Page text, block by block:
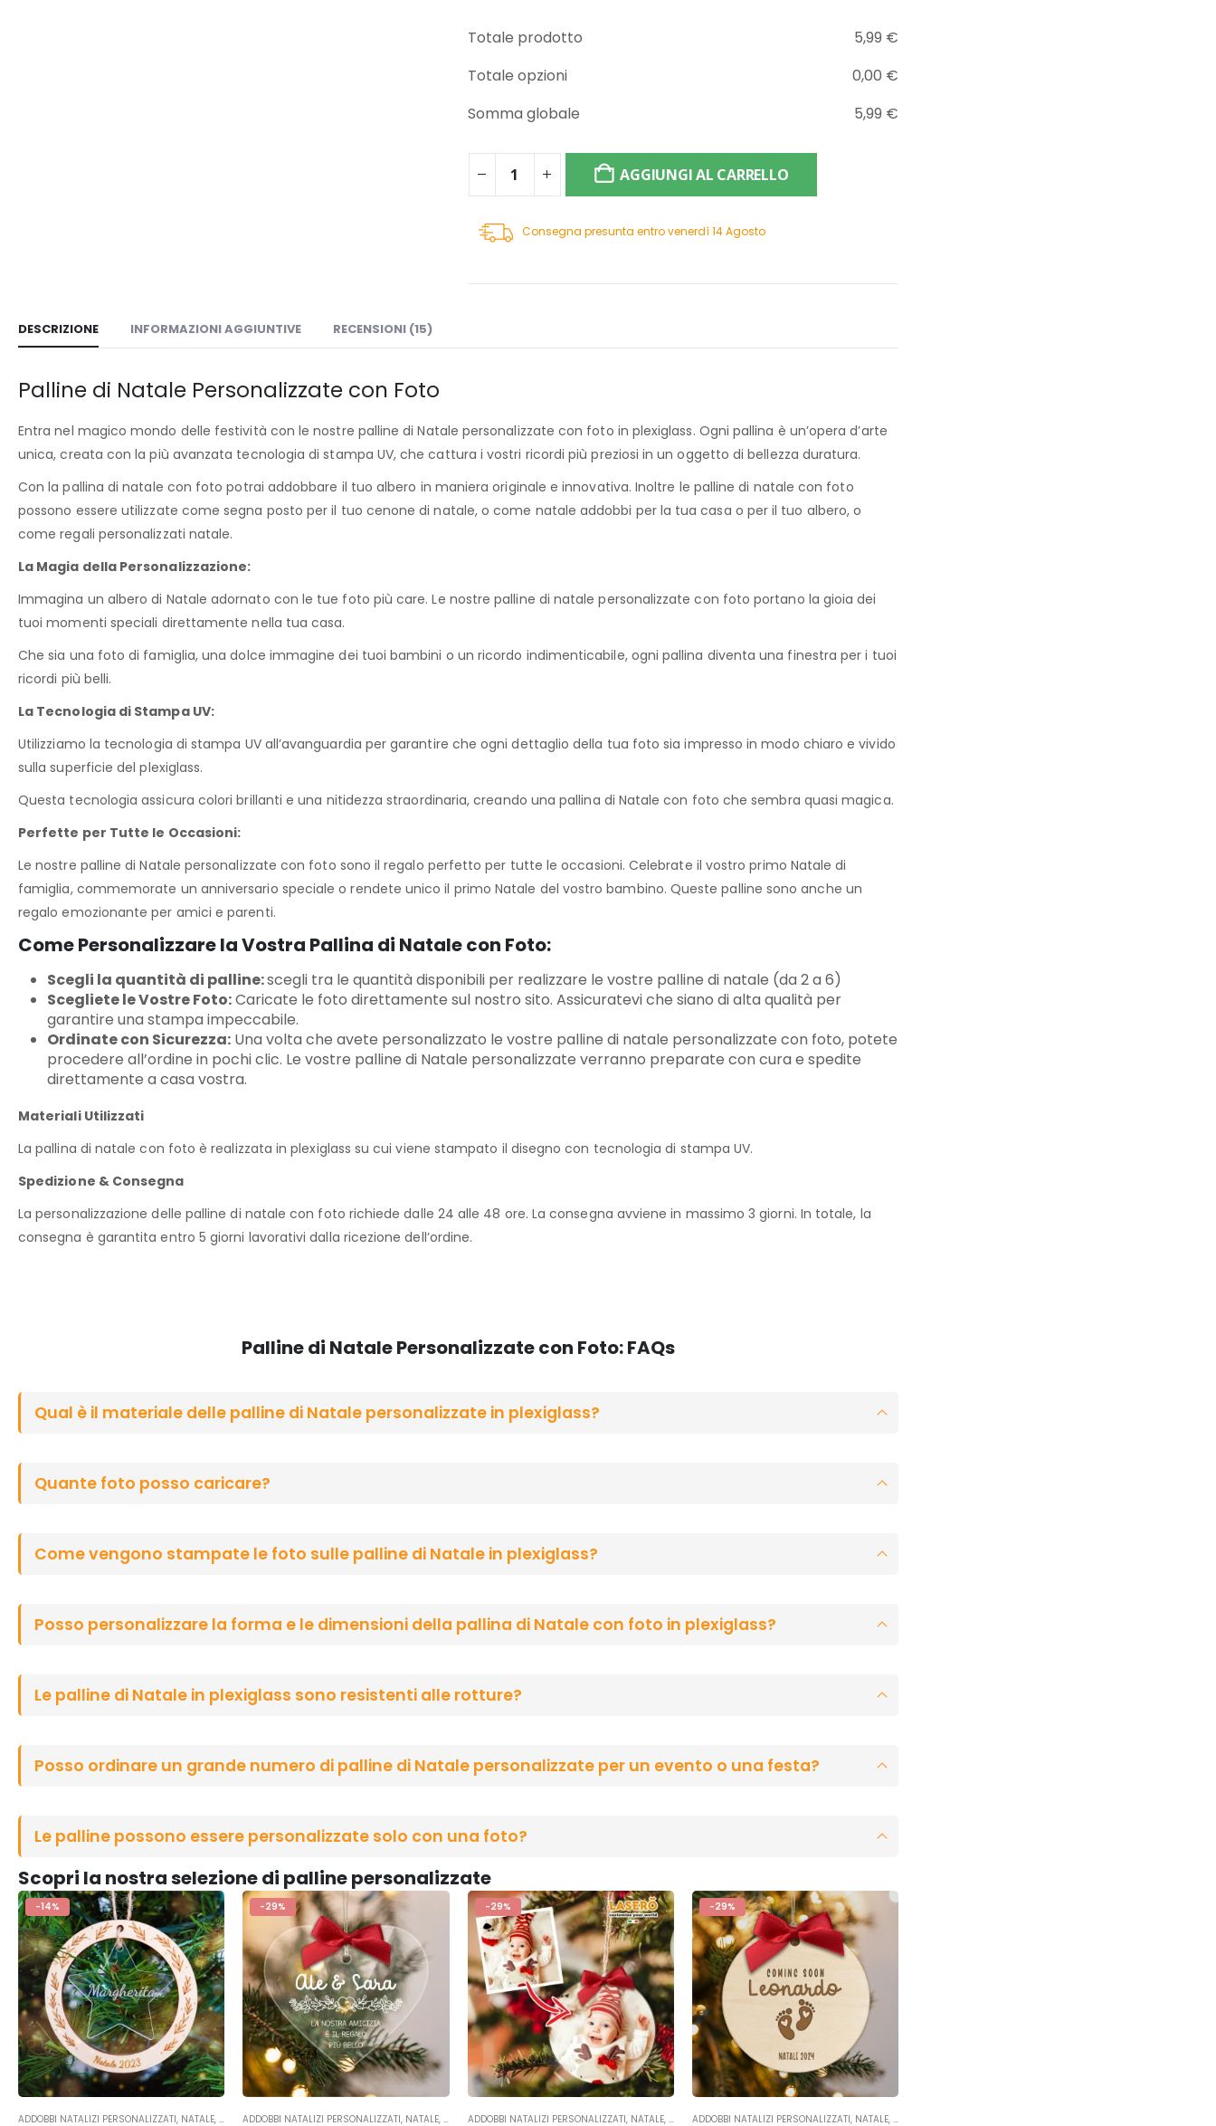
Totale prodotto 5,99 €
Totale opzioni
0,00 €
Somma globale
5,99 €
AGGIUNGI AL CARRELLO
Consegna presunta entro venerdì 14 Agosto
DESCRIZIONE INFORMAZIONI AGGIUNTIVE RECENSIONI (15)
Palline di Natale Personalizzate con Foto
Entra nel magico mondo delle festività con le nostre palline di Natale personalizzate con foto in plexiglass. Ogni pallina è un’opera d’arte
unica, creata con la più avanzata tecnologia di stampa UV, che cattura i vostri ricordi più preziosi in un oggetto di bellezza duratura.
Con la pallina di natale con foto potrai addobbare il tuo albero in maniera originale e innovativa. Inoltre le palline di natale con foto
possono essere utilizzate come segna posto per il tuo cenone di natale, o come natale addobbi per la tua casa o per il tuo albero, o
come regali personalizzati natale.
La Magia della Personalizzazione:
Immagina un albero di Natale adornato con le tue foto più care. Le nostre palline di natale personalizzate con foto portano la gioia dei
tuoi momenti speciali direttamente nella tua casa.
Che sia una foto di famiglia, una dolce immagine dei tuoi bambini o un ricordo indimenticabile, ogni pallina diventa una finestra per i tuoi
ricordi più belli.
La Tecnologia di Stampa UV:
Utilizziamo la tecnologia di stampa UV all’avanguardia per garantire che ogni dettaglio della tua foto sia impresso in modo chiaro e vivido
sulla superficie del plexiglass.
Questa tecnologia assicura colori brillanti e una nitidezza straordinaria, creando una pallina di Natale con foto che sembra quasi magica.
Perfette per Tutte le Occasioni:
Le nostre palline di Natale personalizzate con foto sono il regalo perfetto per tutte le occasioni. Celebrate il vostro primo Natale di
famiglia, commemorate un anniversario speciale o rendete unico il primo Natale del vostro bambino. Queste palline sono anche un
regalo emozionante per amici e parenti.
Come Personalizzare la Vostra Pallina di Natale con Foto:
Scegli la quantità di palline:scegli tra le quantità disponibili per realizzare le vostre palline di natale (da 2 a 6)
Scegliete le Vostre Foto:Caricate le foto direttamente sul nostro sito. Assicuratevi che siano di alta qualità per
garantire una stampa impeccabile.
Ordinate con Sicurezza: Una volta che avete personalizzato le vostre palline di natale personalizzate con foto, potete
procedere all’ordine in pochi clic. Le vostre palline di Natale personalizzate verranno preparate con cura e spedite
direttamente a casa vostra.
Materiali Utilizzati
La pallina di natale con foto è realizzata in plexiglass su cui viene stampato il disegno con tecnologia di stampa UV.
Spedizione & Consegna
La personalizzazione delle palline di natale con foto richiede dalle 24 alle 48 ore. La consegna avviene in massimo 3 giorni. In totale, la
consegna è garantita entro 5 giorni lavorativi dalla ricezione dell’ordine.
Palline di Natale Personalizzate con Foto: FAQs
Qual è il materiale delle palline di Natale personalizzate in plexiglass?
Quante foto posso caricare?
Come vengono stampate le foto sulle palline di Natale in plexiglass?
Posso personalizzare la forma e le dimensioni della pallina di Natale con foto in plexiglass?
Le palline di Natale in plexiglass sono resistenti alle rotture?
Posso ordinare un grande numero di palline di Natale personalizzate per un evento o una festa?
Le palline possono essere personalizzate solo con una foto?
Scopri la nostra selezione di palline personalizzate
-14%
ADDOBBI NATALIZI PERSONALIZZATI, NATALE, OCCASIONI
-29%
ADDOBBI NATALIZI PERSONALIZZATI, NATALE,OCCASIONI
-29%
ADDOBBI NATALIZI PERSONALIZZATI, NATALE, OCCASIONI
-29%
ADDOBBI NATALIZI PERSONALIZZATI, NATALE, OCCASIONI